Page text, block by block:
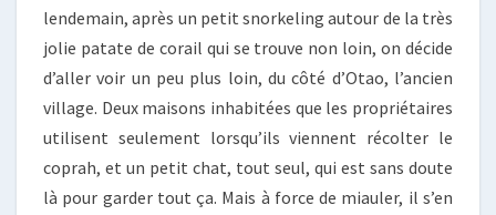
lendemain, après un petit snorkeling autour de la très
jolie patate de corail qui se trouve non loin, on décide
d’aller voir un peu plus loin, du côté d’Otao, l’ancien
village. Deux maisons inhabitées que les propriétaires
utilisent seulement lorsqu’ils viennent récolter le
coprah, et un petit chat, tout seul, qui est sans doute
là pour garder tout ça. Mais à force de miauler, il s’en